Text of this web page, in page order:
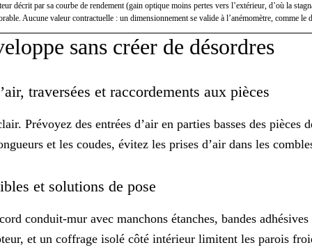
décrit par sa courbe de rendement (gain optique moins pertes vers l’extérieur, d’où la
Aucune valeur contractuelle : un dimensionnement se valide à l’anémomètre, comme le
sans créer de désordres
traversées et raccordements aux pièces
Prévoyez des entrées d’air en parties basses des pièces
et les coudes, évitez les prises d’air dans les
et solutions de pose
conduit-mur avec manchons étanches, bandes
et un coffrage isolé côté intérieur limitent les parois